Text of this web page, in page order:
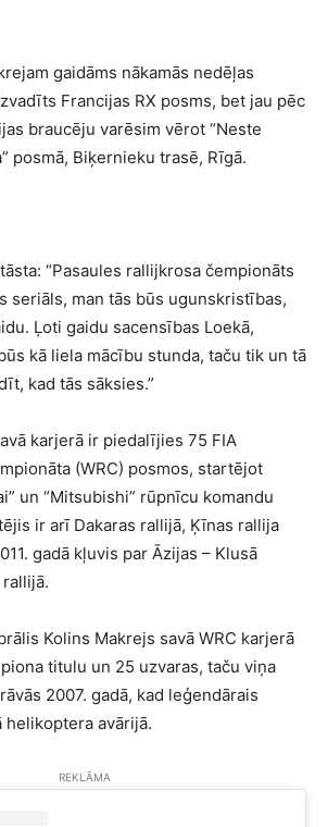
gaidāms nākamās nedēļas
Francijas RX posms, bet jau pēc
braucēju varēsim vērot “Neste
posmā, Biķernieku trasē, Rīgā.
“Pasaules rallijkrosa čempionāts
seriāls, man tās būs ugunskristības,
Ļoti gaidu sacensības Loekā,
kā liela mācību stunda, taču tik un tā
kad tās sāksies.”
karjerā ir piedalījies 75 FIA
(WRC) posmos, startējot
un “Mitsubishi” rūpnīcu komandu
ir arī Dakaras rallijā, Ķīnas rallija
gadā kļuvis par Āzijas – Klusā
Kolins Makrejs savā WRC karjerā
titulu un 25 uzvaras, taču viņa
2007. gadā, kad leģendārais
helikoptera avārijā.
REKLĀMA